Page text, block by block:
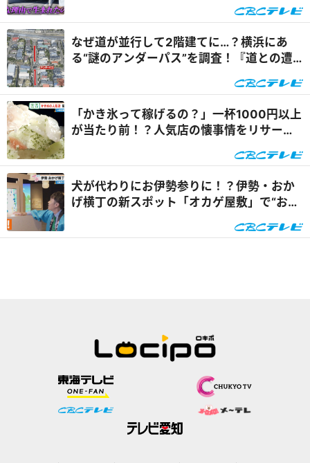
なぜ道が並行して2階建てに…？横浜にあ
る“謎のアンダーパス”を調査！『道との遭
「かき氷って稼げるの？」一杯1000円以上
が当たり前！？人気店の懐事情をリサーチ
犬が代わりにお伊勢参りに！？伊勢・おか
げ横丁の新スポット「オカゲ屋敷」で“おか